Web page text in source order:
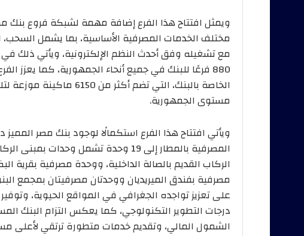
ويمثل افتتاح هذا الفرع إضافة مهمة لشبكة فروع بنك
مختلف الخدمات المصرفية الأساسية، بما يشمل السحب،
مع تشغيله وفق أحدث النظم الإلكترونية، ويأتي ذلك
880 فرعًا للبنك في جميع أنحاء الجمهورية، كما يعزز
الخاصة بالبنك، التي تضم
مستوى الجمهورية.
ويأتي افتتاح هذا الفرع استكمالًا لوجود بنك مصر
الركاب القديم بالصالة الداخلية، ووحدة مصرفية بقرية
مصرفية بفندق الميريديان ووحدتان مصرفيتان بمجمع
على تعزيز تواجده الجغرافي في المواقع الحيوية،
درجات التطوير التكنولوجي، كما يعكس التزام البنك
الشمول المالي، وتقديم خدمات متطورة ترتقي لأعلى